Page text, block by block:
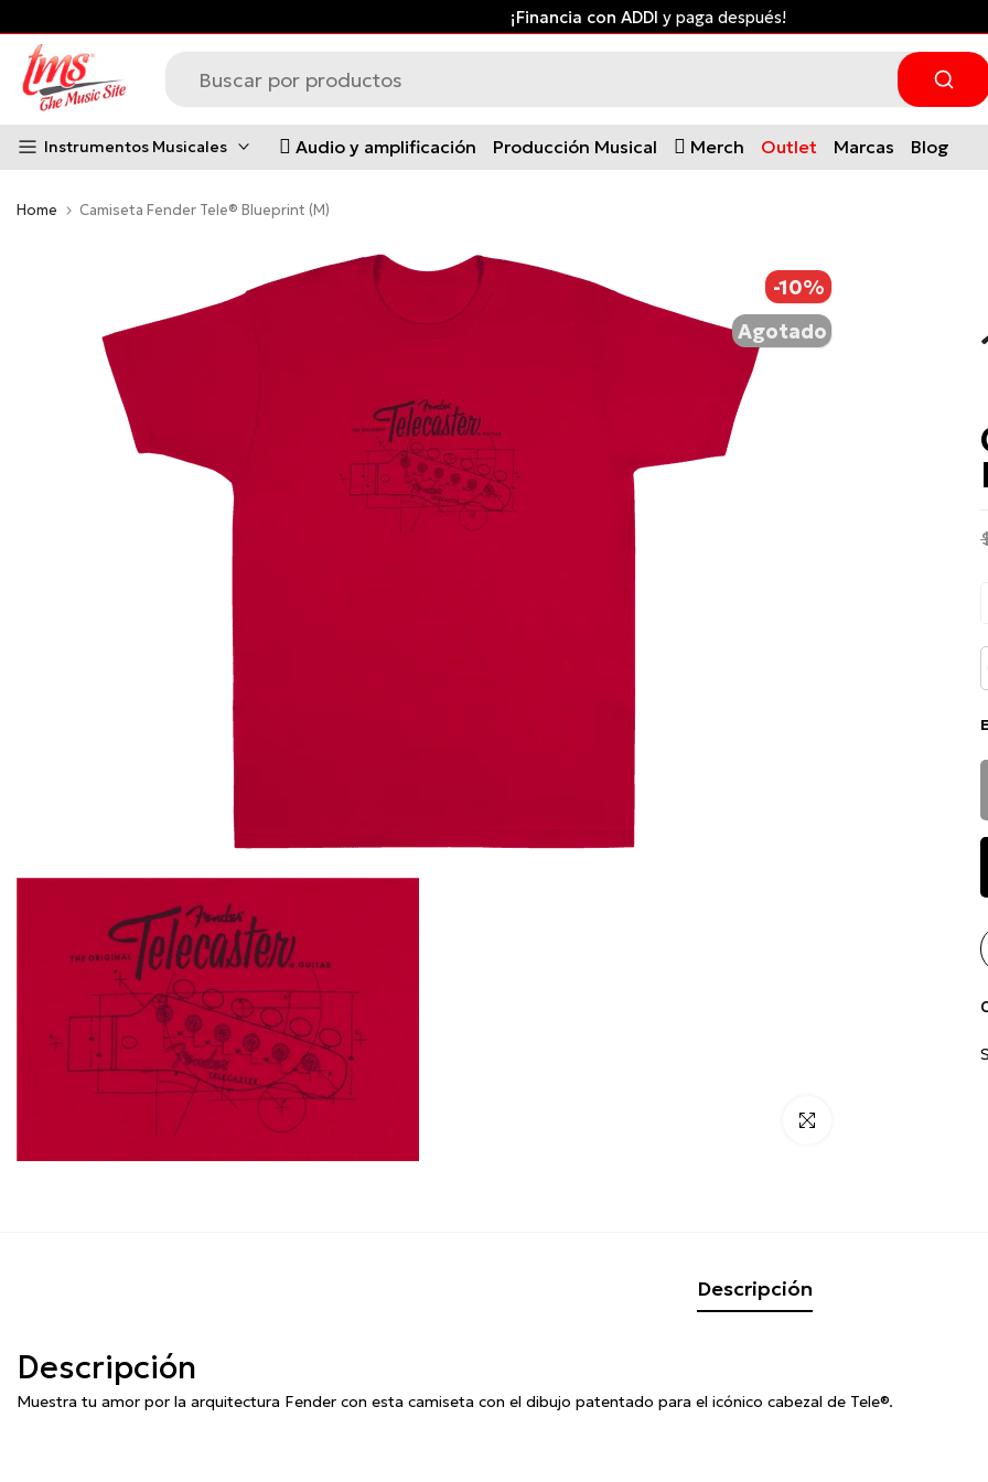
contenido
¡Financia con ADDI y paga después!
Instrumentos Musicales Audio y amplificación Producción Musical Merch Outlet Marcas Blog
Home Camiseta Fender Tele® Blueprint (M)
-10%
Agotado
Click para alargar
Descripción
Descripción
Muestra tu amor por la arquitectura Fender con esta camiseta con el dibujo patentado para el icónico cabezal de Tele®.